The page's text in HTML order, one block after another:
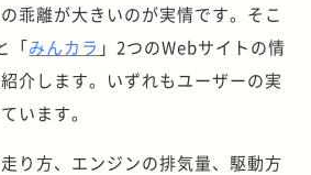
乖離が大きいのが実情です。そこ
「みんカラ 」2つのWebサイトの情
介します。いずれもユーザーの実
います。
り方、エンジンの排気量、駆動方